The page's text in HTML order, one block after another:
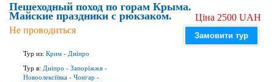
Пешеходный поход по горам Крыма.
Майские праздники с рюкзаком.
Не проводиться
Тур из: Крим - Дніпро
Тур в: Дніпро - Запоріжжя -
Новоолексіївка - Чонгар -
Ціна 2500 UAH
Замовити тур